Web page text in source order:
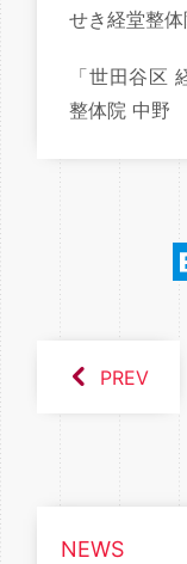
せき経堂整体
「世田谷区
整体院 中野
PREV
NEWS